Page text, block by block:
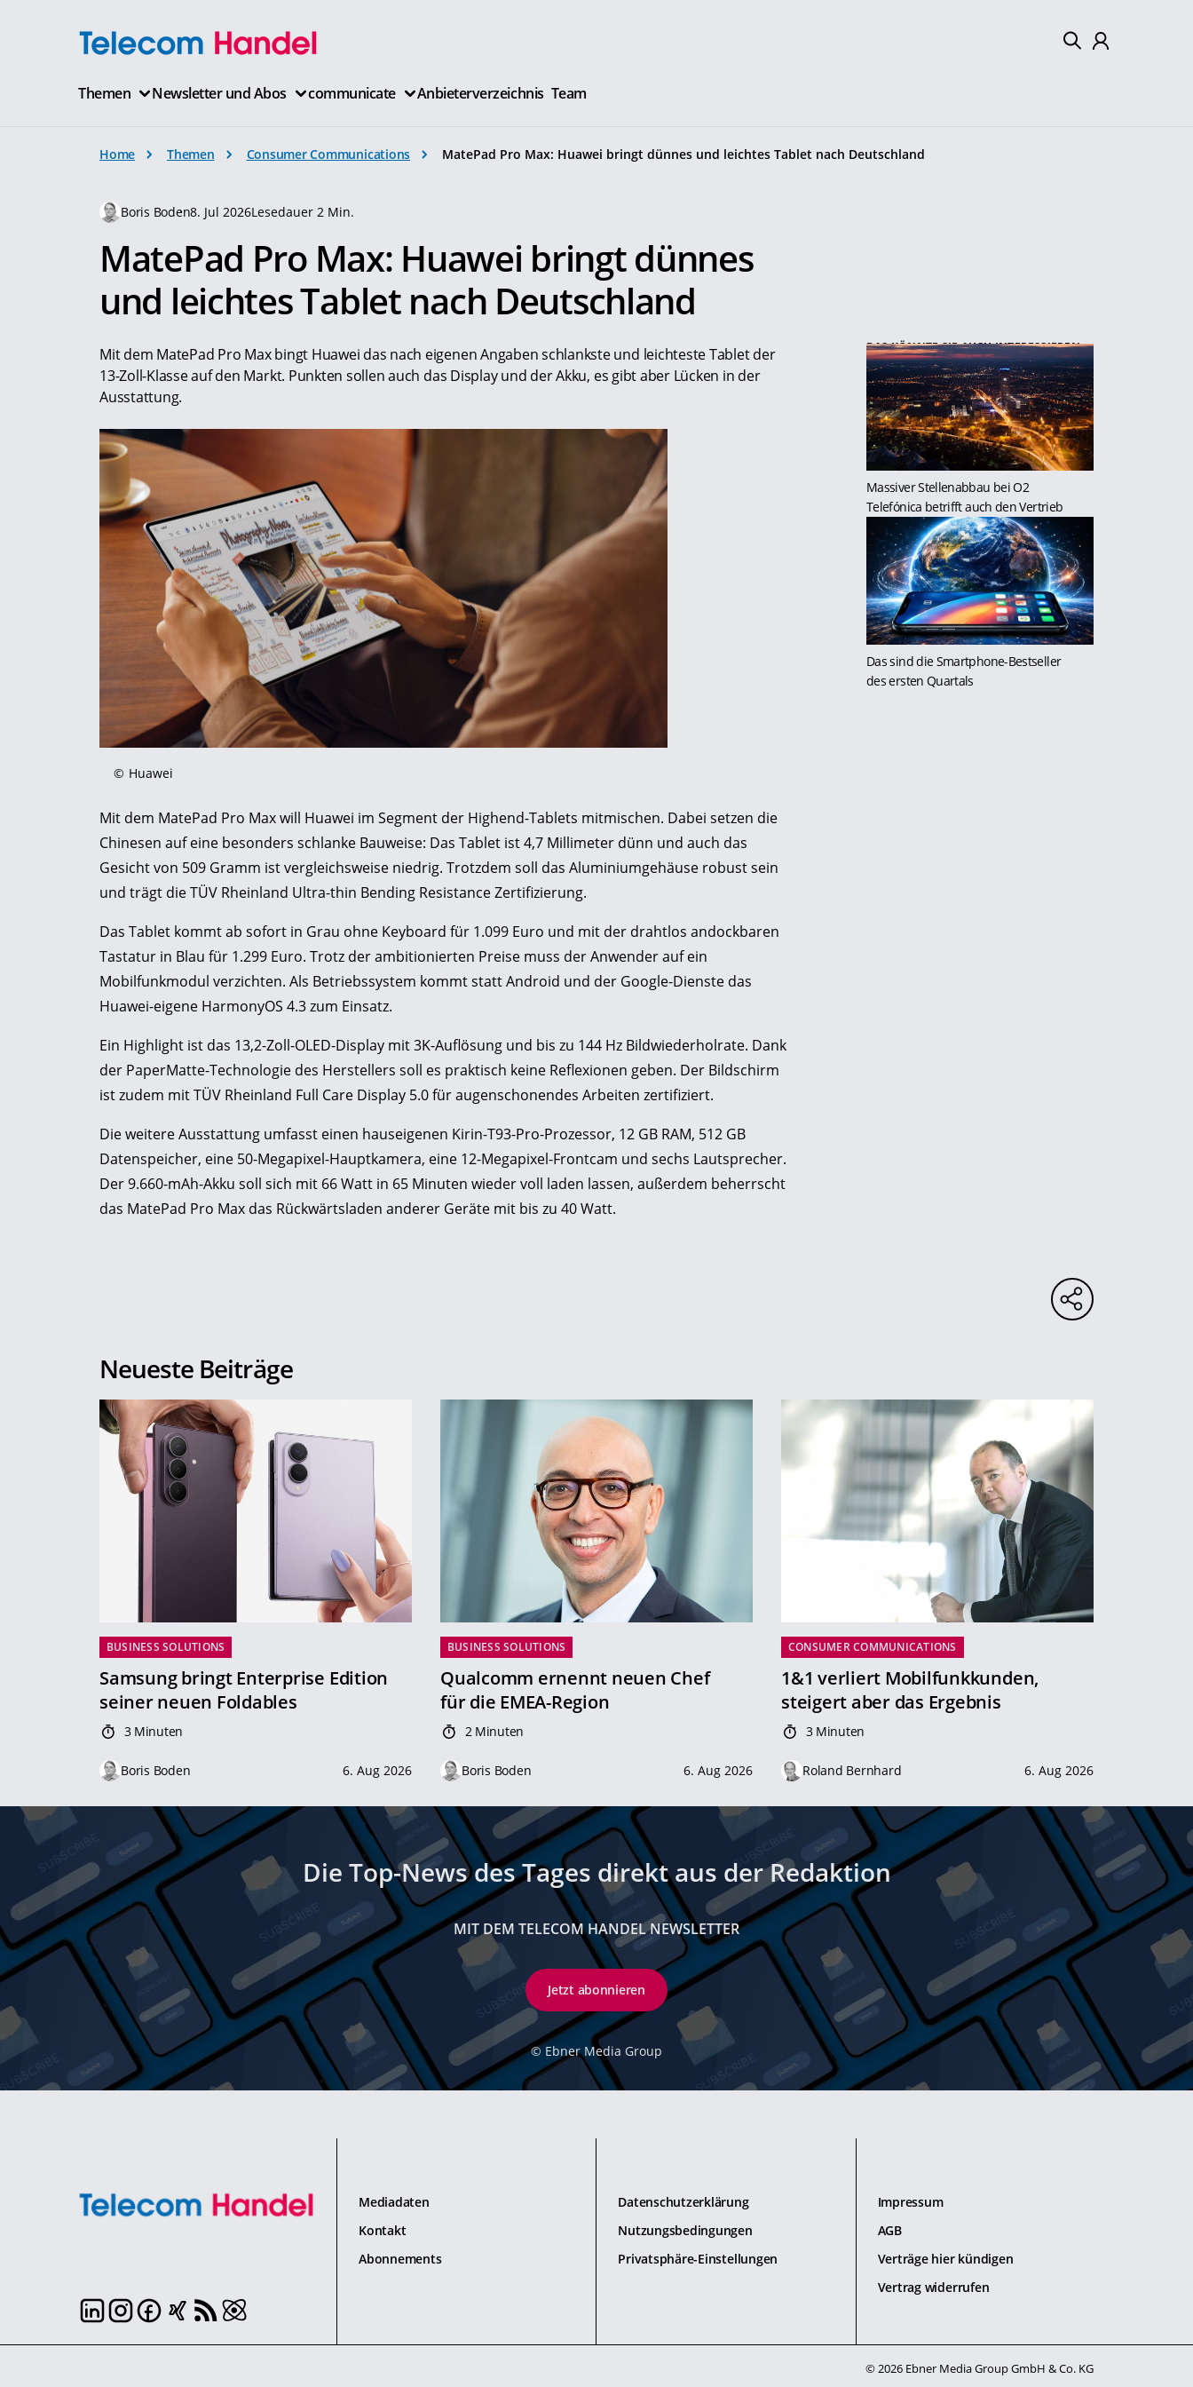
Abmelden
Themen Newsletter und Abos communicate Anbieterverzeichnis Team
Home Themen Consumer Communications MatePad Pro Max: Huawei bringt dünnes und leichtes Tablet nach Deutschland
Boris Boden8. Jul 2026Lesedauer 2 Min.
MatePad Pro Max: Huawei bringt dünnes
und leichtes Tablet nach Deutschland
Mit dem MatePad Pro Max bingt Huawei das nach eigenen Angaben schlankste und leichteste Tablet der
13-Zoll-Klasse auf den Markt. Punkten sollen auch das Display und der Akku, es gibt aber Lücken in der
Ausstattung.
© Huawei
Mit dem MatePad Pro Max will Huawei im Segment der Highend-Tablets mitmischen. Dabei setzen die
Chinesen auf eine besonders schlanke Bauweise: Das Tablet ist 4,7 Millimeter dünn und auch das
Gesicht von 509 Gramm ist vergleichsweise niedrig. Trotzdem soll das Aluminiumgehäuse robust sein
und trägt die TÜV Rheinland Ultra-thin Bending Resistance Zertifizierung.
Das Tablet kommt ab sofort in Grau ohne Keyboard für 1.099 Euro und mit der drahtlos andockbaren
Tastatur in Blau für 1.299 Euro. Trotz der ambitionierten Preise muss der Anwender auf ein
Mobilfunkmodul verzichten. Als Betriebssystem kommt statt Android und der Google-Dienste das
Huawei-eigene HarmonyOS 4.3 zum Einsatz.
Ein Highlight ist das 13,2-Zoll-OLED-Display mit 3K-Auflösung und bis zu 144 Hz Bildwiederholrate. Dank
der PaperMatte-Technologie des Herstellers soll es praktisch keine Reflexionen geben. Der Bildschirm
ist zudem mit TÜV Rheinland Full Care Display 5.0 für augenschonendes Arbeiten zertifiziert.
Die weitere Ausstattung umfasst einen hauseigenen Kirin-T93-Pro-Prozessor, 12 GB RAM, 512 GB
Datenspeicher, eine 50-Megapixel-Hauptkamera, eine 12-Megapixel-Frontcam und sechs Lautsprecher.
Der 9.660-mAh-Akku soll sich mit 66 Watt in 65 Minuten wieder voll laden lassen, außerdem beherrscht
das MatePad Pro Max das Rückwärtsladen anderer Geräte mit bis zu 40 Watt.
DAS KÖNNTE SIE AUCH INTERESSIEREN:
Massiver Stellenabbau bei O2
Telefónica betrifft auch den Vertrieb
Das sind die Smartphone-Bestseller
des ersten Quartals
Neueste Beiträge
BUSINESS SOLUTIONS
Samsung bringt Enterprise Edition
seiner neuen Foldables
3 Minuten
Boris Boden 6. Aug 2026
BUSINESS SOLUTIONS
Qualcomm ernennt neuen Chef
für die EMEA-Region
2 Minuten
Boris Boden 6. Aug 2026
CONSUMER COMMUNICATIONS
1&1 verliert Mobilfunkkunden,
steigert aber das Ergebnis
3 Minuten
Roland Bernhard 6. Aug 2026
Die Top-News des Tages direkt aus der Redaktion
MIT DEM TELECOM HANDEL NEWSLETTER
Jetzt abonnieren
© Ebner Media Group
Mediadaten
Kontakt
Abonnements
Datenschutzerklärung
Nutzungsbedingungen
Privatsphäre-Einstellungen
Impressum
AGB
Verträge hier kündigen
Vertrag widerrufen
© 2026 Ebner Media Group GmbH & Co. KG